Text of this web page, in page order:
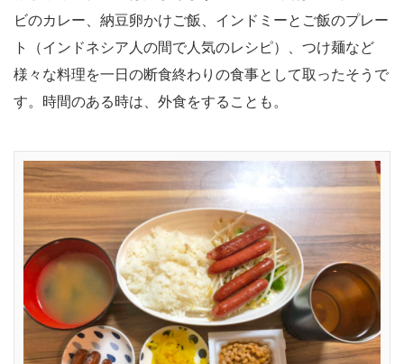
ビのカレー、納豆卵かけご飯、インドミーとご飯のプレー
ト（インドネシア人の間で人気のレシピ）、つけ麺など
様々な料理を一日の断食終わりの食事として取ったそうで
す。時間のある時は、外食をすることも。